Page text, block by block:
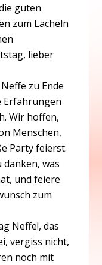
guten
zum Lächeln
lieber
zu Ende
Erfahrungen
Wir hoffen,
Menschen,
Party feierst.
was
und feiere
zum
Neffe!, das
vergiss nicht,
noch mit